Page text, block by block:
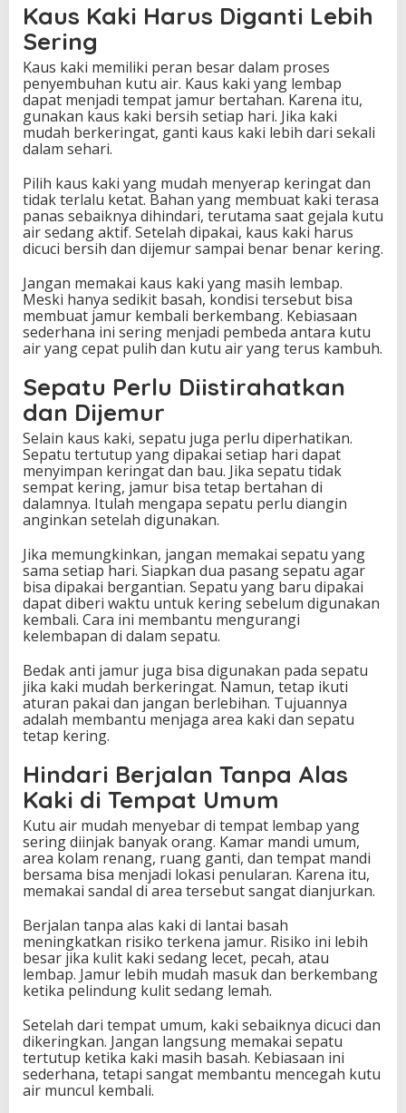
Kaus Kaki Harus Diganti Lebih
Sering
Kaus kaki memiliki peran besar dalam proses
penyembuhan kutu air. Kaus kaki yang lembap
dapat menjadi tempat jamur bertahan. Karena itu,
gunakan kaus kaki bersih setiap hari. Jika kaki
mudah berkeringat, ganti kaus kaki lebih dari sekali
dalam sehari.
Pilih kaus kaki yang mudah menyerap keringat dan
tidak terlalu ketat. Bahan yang membuat kaki terasa
panas sebaiknya dihindari, terutama saat gejala kutu
air sedang aktif. Setelah dipakai, kaus kaki harus
dicuci bersih dan dijemur sampai benar benar kering.
Jangan memakai kaus kaki yang masih lembap.
Meski hanya sedikit basah, kondisi tersebut bisa
membuat jamur kembali berkembang. Kebiasaan
sederhana ini sering menjadi pembeda antara kutu
air yang cepat pulih dan kutu air yang terus kambuh.
Sepatu Perlu Diistirahatkan
dan Dijemur
Selain kaus kaki, sepatu juga perlu diperhatikan.
Sepatu tertutup yang dipakai setiap hari dapat
menyimpan keringat dan bau. Jika sepatu tidak
sempat kering, jamur bisa tetap bertahan di
dalamnya. Itulah mengapa sepatu perlu diangin
anginkan setelah digunakan.
Jika memungkinkan, jangan memakai sepatu yang
sama setiap hari. Siapkan dua pasang sepatu agar
bisa dipakai bergantian. Sepatu yang baru dipakai
dapat diberi waktu untuk kering sebelum digunakan
kembali. Cara ini membantu mengurangi
kelembapan di dalam sepatu.
Bedak anti jamur juga bisa digunakan pada sepatu
jika kaki mudah berkeringat. Namun, tetap ikuti
aturan pakai dan jangan berlebihan. Tujuannya
adalah membantu menjaga area kaki dan sepatu
tetap kering.
Hindari Berjalan Tanpa Alas
Kaki di Tempat Umum
Kutu air mudah menyebar di tempat lembap yang
sering diinjak banyak orang. Kamar mandi umum,
area kolam renang, ruang ganti, dan tempat mandi
bersama bisa menjadi lokasi penularan. Karena itu,
memakai sandal di area tersebut sangat dianjurkan.
Berjalan tanpa alas kaki di lantai basah
meningkatkan risiko terkena jamur. Risiko ini lebih
besar jika kulit kaki sedang lecet, pecah, atau
lembap. Jamur lebih mudah masuk dan berkembang
ketika pelindung kulit sedang lemah.
Setelah dari tempat umum, kaki sebaiknya dicuci dan
dikeringkan. Jangan langsung memakai sepatu
tertutup ketika kaki masih basah. Kebiasaan ini
sederhana, tetapi sangat membantu mencegah kutu
air muncul kembali.